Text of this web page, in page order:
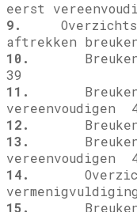
eerst
9.
aftrekken
10.
Breuken
39
11.
Breuken
vereenvoudigen
12.
Breuken
13.
Breuken
vereenvoudigen
14.
15.
Breuken